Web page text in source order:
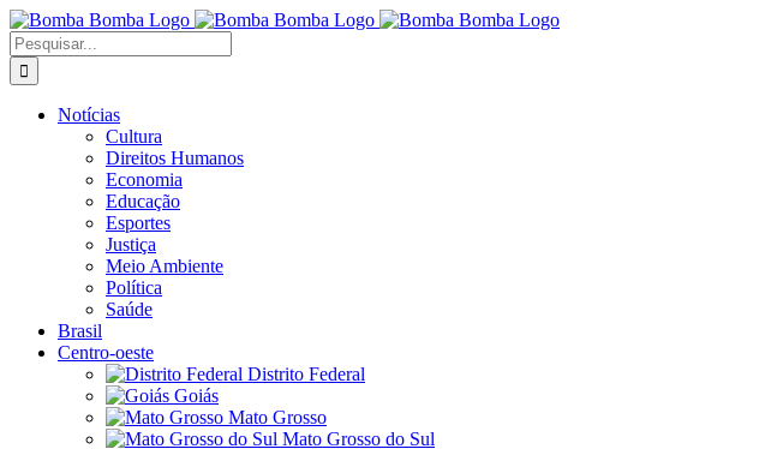
Ir
para
o
conteúdo
Buscar
resultados
para:
Notícias
Cultura
Direitos Humanos
Economia
Educação
Esportes
Justiça
Meio Ambiente
Política
Saúde
Brasil
Centro-oeste
Distrito Federal
Goiás
Mato Grosso
Mato Grosso do Sul